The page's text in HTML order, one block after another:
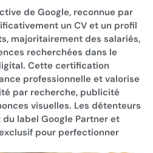
de Google, reconnue par
un CV et un profil
majoritairement des salariés,
recherchées dans le
Cette certification
professionnelle et valorise
par recherche, publicité
visuelles. Les détenteurs
label Google Partner et
pour perfectionner